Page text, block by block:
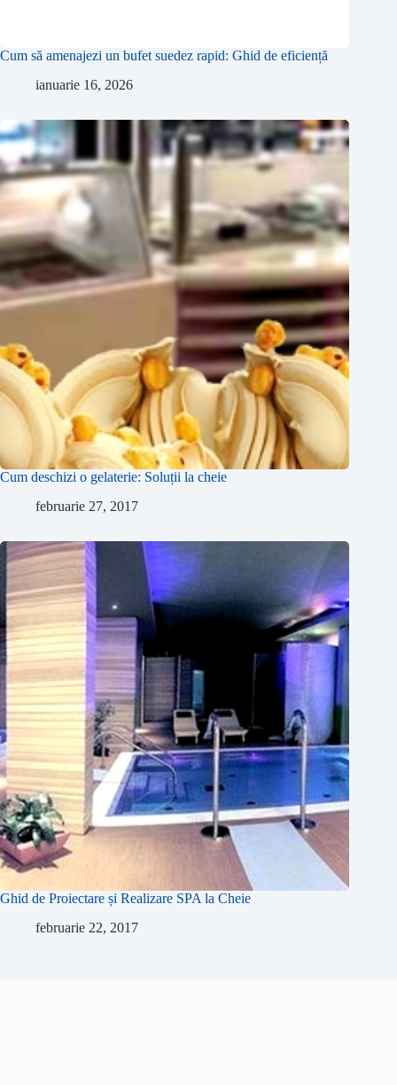
Cum să amenajezi un bufet suedez rapid: Ghid de eficiență
ianuarie 16, 2026
Cum deschizi o gelaterie: Soluții la cheie
februarie 27, 2017
Ghid de Proiectare și Realizare SPA la Cheie
februarie 22, 2017